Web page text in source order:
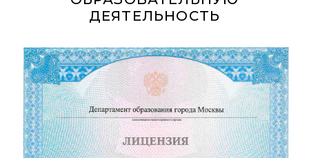
ДЕЯТЕЛЬНОСТЬ